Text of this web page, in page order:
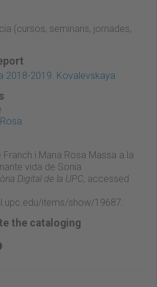
(cursos, seminaris, jornades,
2018-2019. Kovalevskaya
Franch i Maria Rosa Massa a la
vida de Sonia
Digital de la UPC, accessed
items/show/19687.
the cataloging